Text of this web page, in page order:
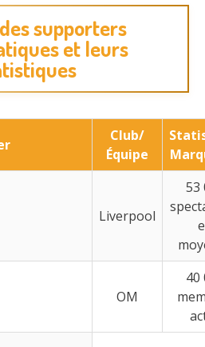
supporters
et leurs
Club/
Équipe
Liverpool
53
OM
40